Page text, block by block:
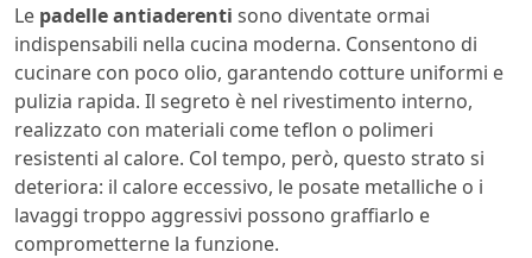
Le padelle antiaderenti sono diventate ormai
indispensabili nella cucina moderna. Consentono di
cucinare con poco olio, garantendo cotture uniformi e
pulizia rapida. Il segreto è nel rivestimento interno,
realizzato con materiali come teflon o polimeri
resistenti al calore. Col tempo, però, questo strato si
deteriora: il calore eccessivo, le posate metalliche o i
lavaggi troppo aggressivi possono graffiarlo e
comprometterne la funzione.